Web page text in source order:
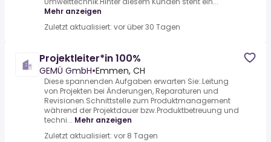
Mehr anzeigen
Zuletzt aktualisiert: vor über 30 Tagen
Projektleiter*in 100%
GEMÜ GmbH•Emmen, CH
Diese spannenden Aufgaben erwarten Sie:.Leitung
von Projekten bei Änderungen, Reparaturen und
Revisionen.Schnittstelle zum Produktmanagement
während der Projektdauer bzw.Produktbetreuung und
techni... Mehr anzeigen
Zuletzt aktualisiert: vor 8 Tagen